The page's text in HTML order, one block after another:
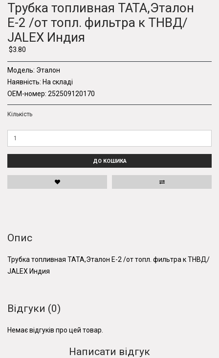
Трубка топливная ТАТА,Эталон
Е-2 /от топл. фильтра к ТНВД/
JALEX Индия
$3.80
Модель: Эталон
Наявність: На складі
OEM-номер: 252509120170
Кількість
ДО КОШИКА
Опис
Трубка топливная ТАТА,Эталон Е-2 /от топл. фильтра к ТНВД/
JALEX Индия
Відгуки (0)
Немає відгуків про цей товар.
Написати відгук